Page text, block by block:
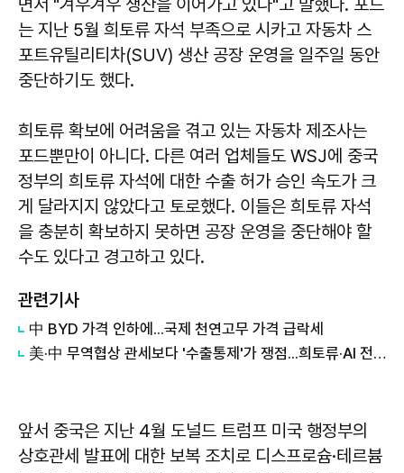
면서 "겨우겨우 생산을 이어가고 있다"고 말했다. 포드
는 지난 5월 희토류 자석 부족으로 시카고 자동차 스
포트유틸리티차(SUV) 생산 공장 운영을 일주일 동안
중단하기도 했다.
희토류 확보에 어려움을 겪고 있는 자동차 제조사는
포드뿐만이 아니다. 다른 여러 업체들도 WSJ에 중국
정부의 희토류 자석에 대한 수출 허가 승인 속도가 크
게 달라지지 않았다고 토로했다. 이들은 희토류 자석
을 충분히 확보하지 못하면 공장 운영을 중단해야 할
수도 있다고 경고하고 있다.
관련기사
中 BYD 가격 인하에...국제 천연고무 가격 급락세
美·中 무역협상 관세보다 '수출통제'가 쟁점...희토류·AI 전쟁으로 확장
앞서 중국은 지난 4월 도널드 트럼프 미국 행정부의
상호관세 발표에 대한 보복 조치로 디스프로슘·테르븀